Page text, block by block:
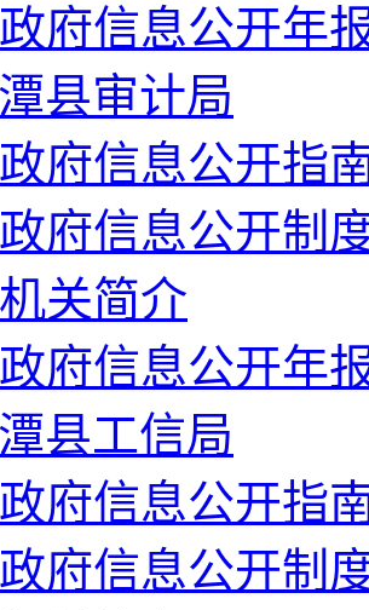
政府信息公开年
县审计局
政府信息公开指
政府信息公开制
机关简介
政府信息公开年
县工信局
政府信息公开指
政府信息公开制